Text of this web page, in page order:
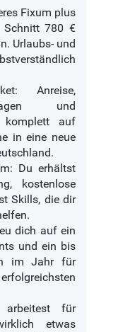
Fixum plus
Schnitt 780 €
Urlaubs- und
Anreise,
und
komplett auf
in eine neue
Du erhältst
kostenlose
Skills, die dir
dich auf ein
und ein bis
im Jahr für
für
etwas